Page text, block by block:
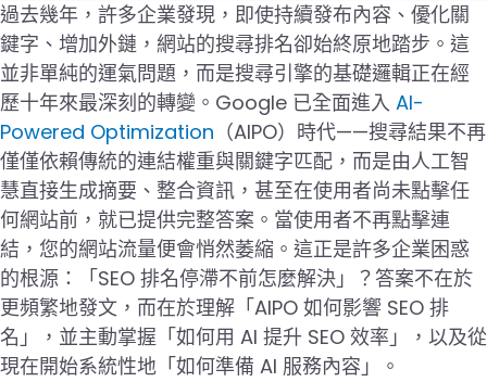
過去幾年，許多企業發現，即使持續發布內容、優化關
鍵字、增加外鏈，網站的搜尋排名卻始終原地踏步。這
並非單純的運氣問題，而是搜尋引擎的基礎邏輯正在經
歷十年來最深刻的轉變。Google 已全面進入 AI-
Powered Optimization （AIPO）時代——搜尋結果不再
僅僅依賴傳統的連結權重與關鍵字匹配，而是由人工智
慧直接生成摘要、整合資訊，甚至在使用者尚未點擊任
何網站前，就已提供完整答案。當使用者不再點擊連
結，您的網站流量便會悄然萎縮。這正是許多企業困惑
的根源：「SEO 排名停滯不前怎麼解決」？答案不在於
更頻繁地發文，而在於理解「AIPO 如何影響 SEO 排
名」，並主動掌握「如何用 AI 提升 SEO 效率」，以及從
現在開始系統性地「如何準備 AI 服務內容」。